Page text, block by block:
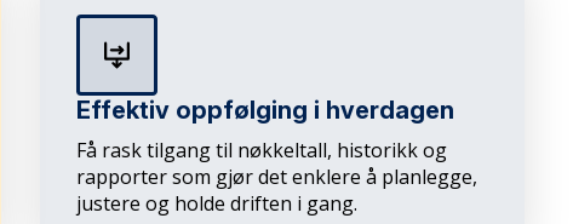
Effektiv oppfølging i hverdagen
Få rask tilgang til nøkkeltall, historikk og
rapporter som gjør det enklere å planlegge,
justere og holde driften i gang.